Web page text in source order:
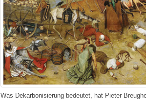
Was Dekarbonisierung bedeutet, hat Pieter